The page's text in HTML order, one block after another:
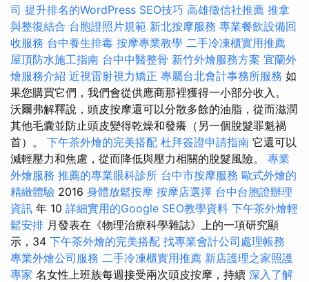
司 提升排名的WordPress SEO技巧 高雄徵信社推薦 推拿
與整復結合 台胞證照片規範 新北按摩服務 專業餐飲設備回
收服務 台中養生排毒 按摩專業教學 二手冷凍櫃實用推薦
屋頂防水施工指南 台中中醫整骨 新竹外燴服務方案 宜蘭外
燴服務介紹 近視雷射視力矯正 專屬台北會計事務所服務 如
果您購買它們，我們會從供應商那裡獲得一小部分收入。
沃爾弗解釋說，頭皮按摩還可以分散多餘的油脂，從而滋潤
其他毛囊並防止頭皮變得乾燥和發癢（另一個脫髮罪魁禍
首）。 下午茶外燴的完美搭配 杜拜簽證申請指南 它還可以
減輕壓力和焦慮，從而降低與壓力相關的脫髮風險。 專業
外燴服務 推薦的專業眼科診所 台中市按摩服務 歐式外燴的
精緻體驗 2016 身體放鬆按摩 按摩店選擇 台中台胞證辦理
資訊 年 10 詳細實用的Google SEO教學資料 下午茶外燴輕
鬆安排 月發表在《物理治療科學雜誌》上的一項研究顯
示，34 下午茶外燴的完美搭配 找專業會計公司處理帳務
專業外燴公司服務 二手冷凍櫃實用推薦 新店護理之家照護
專家 名女性上班族每週接受兩次頭皮按摩，持續 深入了解